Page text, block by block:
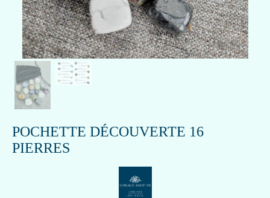
POCHETTE DÉCOUVERTE 16
PIERRES